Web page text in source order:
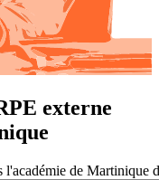
externe
l'académie de Martinique